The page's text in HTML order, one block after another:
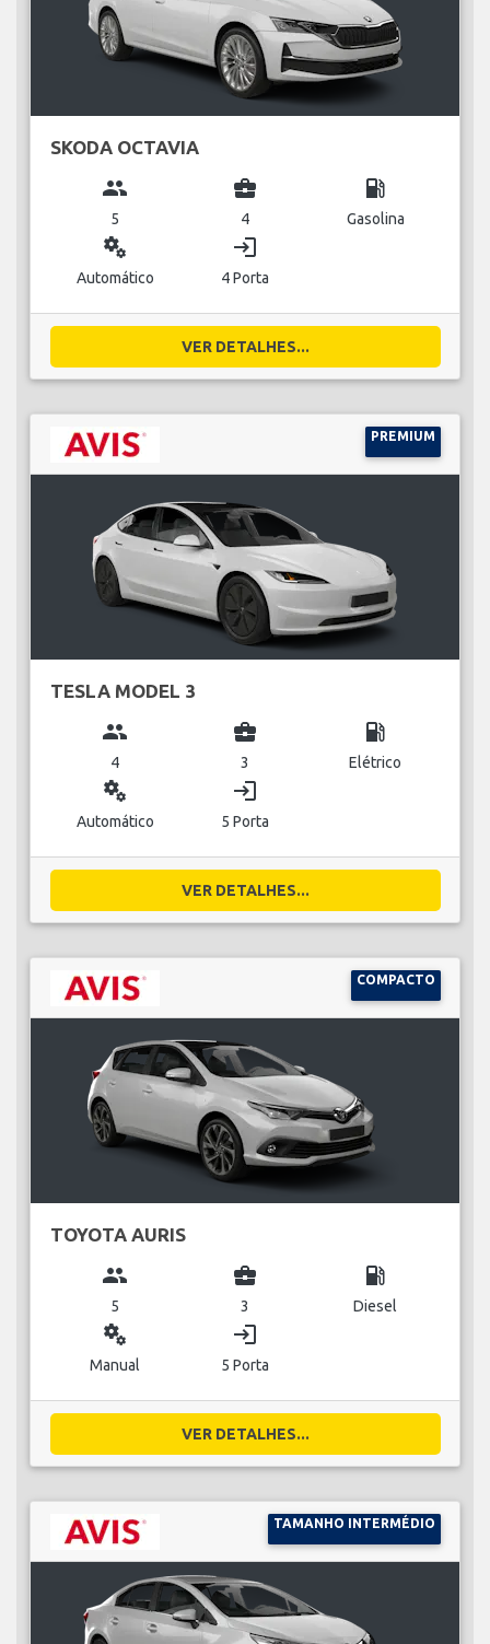
SKODA OCTAVIA
group
5
business_center
4
local_gas_station
Gasolina
miscellaneous_services
Automático
login
4 Porta
VER DETALHES...
PREMIUM
TESLA MODEL 3
group
4
business_center
3
local_gas_station
Elétrico
miscellaneous_services
Automático
login
5 Porta
VER DETALHES...
COMPACTO
TOYOTA AURIS
group
5
business_center
3
local_gas_station
Diesel
miscellaneous_services
Manual
login
5 Porta
VER DETALHES...
TAMANHO INTERMÉDIO